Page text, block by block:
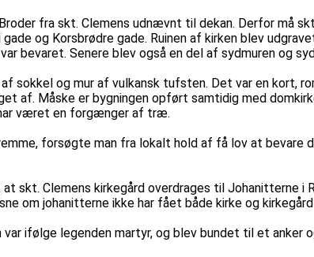
fra skt. Clemens udnævnt til dekan. Derfor må
og Korsbrødre gade. Ruinen af kirken blev
bevaret. Senere blev også en del af sydmuren og
sokkel og mur af vulkansk tufsten. Det var en kort,
af. Måske er bygningen opført samtidig med
været en forgænger af træ.
forsøgte man fra lokalt hold af få lov at bevare
skt. Clemens kirkegård overdrages til Johanitterne i
om johanitterne ikke har fået både kirke og
ifølge legenden martyr, og blev bundet til et